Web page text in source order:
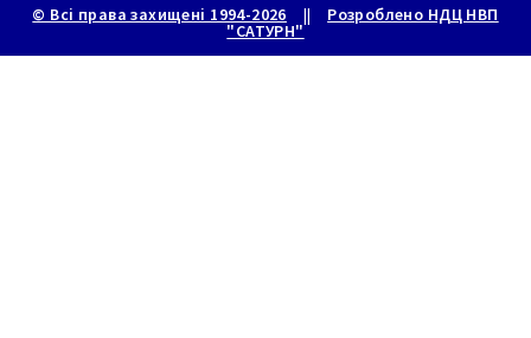
© Всі права захищені 1994-2026 || Розроблено НДЦ НВП
"САТУРН"